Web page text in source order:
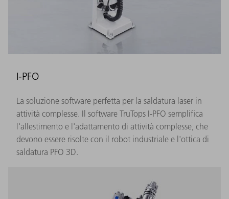
I-PFO
La soluzione software perfetta per la saldatura laser in
attività complesse. Il software TruTops I-PFO semplifica
l'allestimento e l'adattamento di attività complesse, che
devono essere risolte con il robot industriale e l'ottica di
saldatura PFO 3D.